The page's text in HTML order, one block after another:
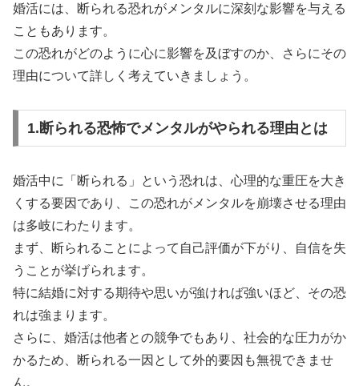
婚活には、断られる恐れがメンタルに深刻な影響を与える
こともあります。
この恐れがどのように心に影響を及ぼすのか、さらにその
理由について詳しく考えていきましょう。
1.断られる恐怖でメンタルがやられる理由とは
婚活中に「断られる」という恐れは、心理的な重圧を大き
くする要因であり、この恐れがメンタルを崩壊させる理由
は多岐にわたります。
まず、断られることによって自己評価が下がり、自信を失
うことが挙げられます。
特に結婚に対する期待や思いが強ければ強いほど、その恐
れは強まります。
さらに、婚活は他者との競争でもあり、社会的な圧力がか
かるため、断られる一因として外的要因も無視できませ
ん。